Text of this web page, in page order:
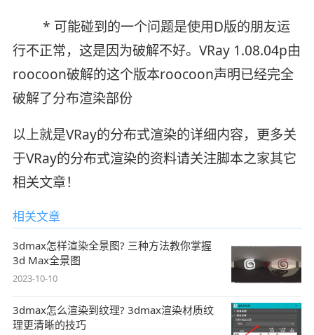
* 可能碰到的一个问题是使用D版的朋友运
行不正常，这是因为破解不好。VRay 1.08.04p由
roocoon破解的这个版本roocoon声明已经完全
破解了分布渲染部份
以上就是VRay的分布式渲染的详细内容，更多关
于VRay的分布式渲染的资料请关注脚本之家其它
相关文章！
相关文章
3dmax怎样渲染全景图? 三种方法教你掌握
3d Max全景图
2023-10-10
3dmax怎么渲染到纹理? 3dmax渲染材质纹
理更清晰的技巧